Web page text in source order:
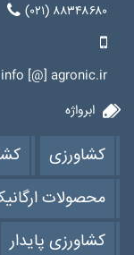
(۰۲۱) ۸۸۳۴۸۶۸۰
info [@] agronic.ir
ابرواژه
کشاورزی
محصولات
کشاورزی پایدار